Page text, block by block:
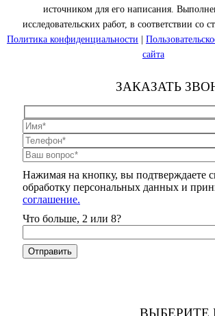
источником для его написания.
исследовательских работ, в соответствии со
Политика конфиденциальности
сайта
ЗАКАЗАТЬ
Нажимая на кнопку, вы подтверждаете
обработку персональных данных и
соглашение.
Что больше, 2 или 8?
ВЫБЕРИТЕ